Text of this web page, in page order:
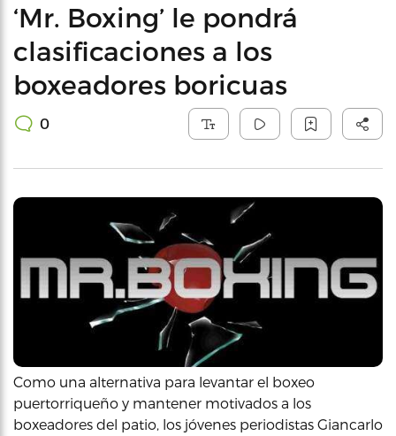
‘Mr. Boxing’ le pondrá
clasificaciones a los
boxeadores boricuas
0
Como una alternativa para levantar el boxeo
puertorriqueño y mantener motivados a los
boxeadores del patio, los jóvenes periodistas Giancarlo